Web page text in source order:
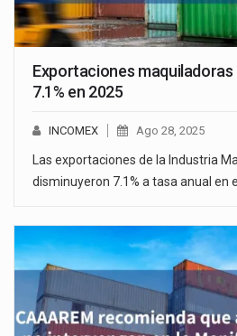
Exportaciones maquiladoras
7.1% en 2025
INCOMEX Ago 28, 2025
Las exportaciones de la Industria
disminuyeron 7.1% a tasa anual en